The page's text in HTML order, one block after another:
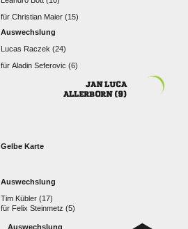
für  
Auswechslung
  
für  
 
 
Gelbe Karte
Auswechslung
  
für   
Auswechslung